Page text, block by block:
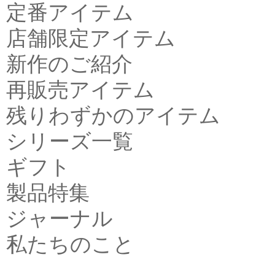
定番アイテム
店舗限定アイテム
新作のご紹介
再販売アイテム
残りわずかのアイテム
シリーズ一覧
ギフト
製品特集
ジャーナル
私たちのこと